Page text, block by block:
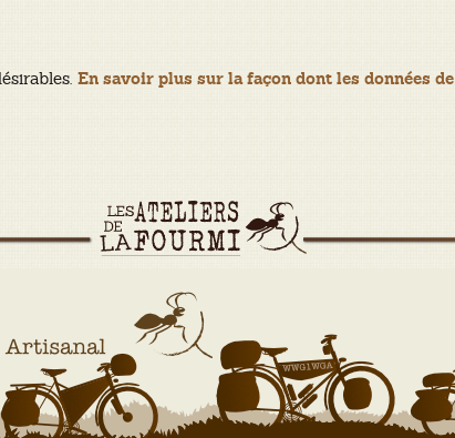
En savoir plus sur la façon dont les données de